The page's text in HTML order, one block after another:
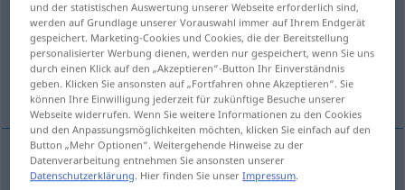
Übersicht aller Übersetzungen
(Für mehr Details die Übersetzung anklicken/antippen)
náročný
náročný anspruchsvoll
und der statistischen Auswertung unserer Webseite erforderlich sind,
werden auf Grundlage unserer Vorauswahl immer auf Ihrem Endgerät
gespeichert. Marketing-Cookies und Cookies, die der Bereitstellung
personalisierter Werbung dienen, werden nur gespeichert, wenn Sie uns
durch einen Klick auf den „Akzeptieren“-Button Ihr Einverständnis
geben. Klicken Sie ansonsten auf „Fortfahren ohne Akzeptieren“. Sie
können Ihre Einwilligung jederzeit für zukünftige Besuche unserer
Webseite widerrufen. Wenn Sie weitere Informationen zu den Cookies
und den Anpassungsmöglichkeiten möchten, klicken Sie einfach auf den
Button „Mehr Optionen“. Weitergehende Hinweise zu der
Datenverarbeitung entnehmen Sie ansonsten unserer
Datenschutzerklärung. Hier finden Sie unserImpressum.